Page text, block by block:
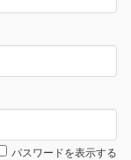
パスワードを表示する